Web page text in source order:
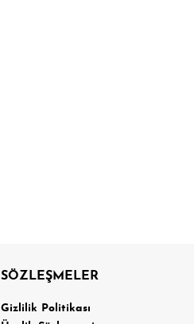
SÖZLEŞMELER
Gizlilik Politikası